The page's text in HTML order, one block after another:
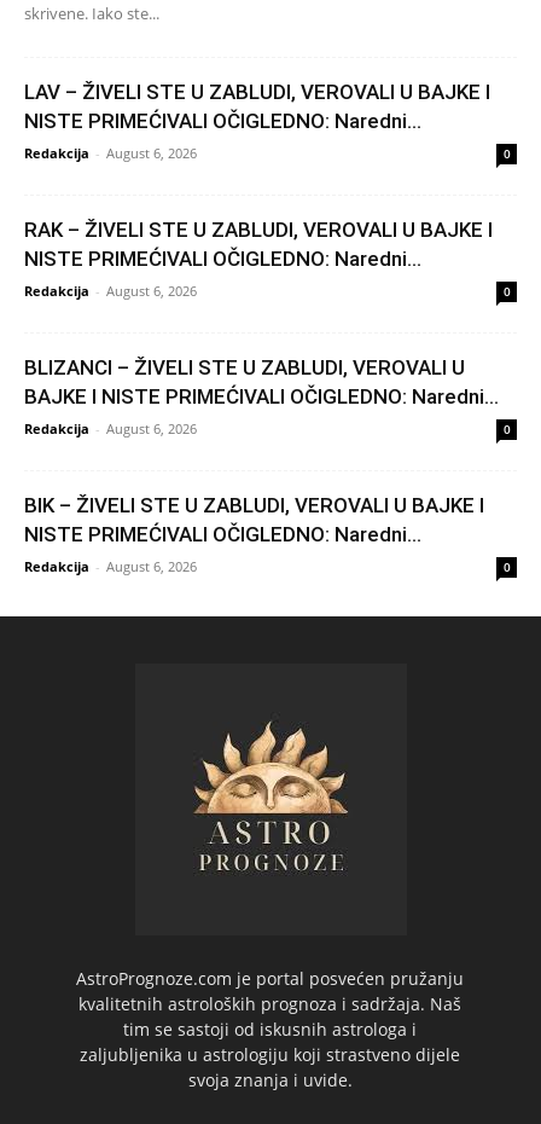
skrivene. Iako ste...
LAV – ŽIVELI STE U ZABLUDI, VEROVALI U BAJKE I
NISTE PRIMEĆIVALI OČIGLEDNO: Naredni...
Redakcija - August 6, 2026 0
RAK – ŽIVELI STE U ZABLUDI, VEROVALI U BAJKE I
NISTE PRIMEĆIVALI OČIGLEDNO: Naredni...
Redakcija - August 6, 2026 0
BLIZANCI – ŽIVELI STE U ZABLUDI, VEROVALI U
BAJKE I NISTE PRIMEĆIVALI OČIGLEDNO: Naredni...
Redakcija - August 6, 2026 0
BIK – ŽIVELI STE U ZABLUDI, VEROVALI U BAJKE I
NISTE PRIMEĆIVALI OČIGLEDNO: Naredni...
Redakcija - August 6, 2026 0
AstroPrognoze.com je portal posvećen pružanju
kvalitetnih astroloških prognoza i sadržaja. Naš
tim se sastoji od iskusnih astrologa i
zaljubljenika u astrologiju koji strastveno dijele
svoja znanja i uvide.